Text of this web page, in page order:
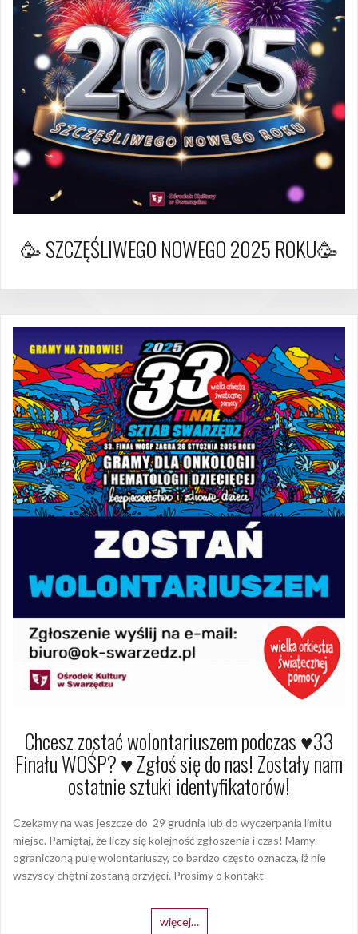
🥳 SZCZĘŚLIWEGO NOWEGO 2025 ROKU🥳
Chcesz zostać wolontariuszem podczas ♥️33
Finału WOŚP? ♥️ Zgłoś się do nas! Zostały nam
ostatnie sztuki identyfikatorów!
Czekamy na was jeszcze do 29 grudnia lub do wyczerpania limitu
miejsc. Pamiętaj, że liczy się kolejność zgłoszenia i czas! Mamy
ograniczoną pulę wolontariuszy, co bardzo często oznacza, iż nie
wszyscy chętni zostaną przyjęci. Prosimy o kontakt
więcej…